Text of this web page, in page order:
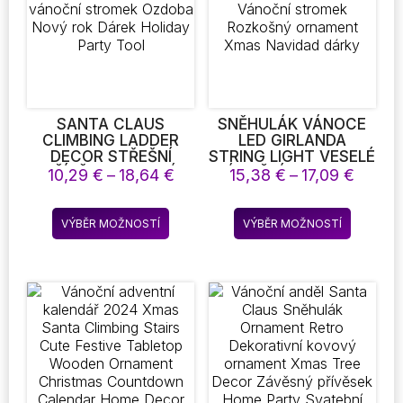
na
stránce
SANTA CLAUS
CLIMBING LADDER
DECOR STŘEŠNÍ
PŘÍVĚSEK VESELÁ
VÁNOČNÍ VÝZDOBA
PRO DOMÁCÍ
VÁNOČNÍ STROMEK
OZDOBA NOVÝ ROK
10,29 € – 18,64 €Rozpětí
VÝBĚR MOŽNOSTÍ
Tento
produkt
variant.
Možnosti
lze
vybrat
na
stránce
SNĚHULÁK VÁNOCE
LED GIRLANDA
STRING LIGHT VESELÉ
VÁNOČNÍ DEKORACE
PRO DOMOV 2024
VÁNOČNÍ STROMEK
ROZKOŠNÝ
ORNAMENT XMAS
15,38€ – 17,09€
VÝBĚR MOŽNOSTÍ
Tento
produkt
variant.
lze
vybrat
na
stránce